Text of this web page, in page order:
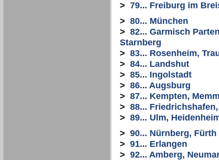
> 79... Freiburg im
> 80... München
> 82... Garmisch
Starnberg
> 83... Rosenheim,
> 84... Landshut
> 85... Ingolstadt
> 86... Augsburg
> 87... Kempten,
> 88...
> 89... Ulm,
> 90... Nürnberg, Fürth
> 91... Erlangen
> 92... Amberg,